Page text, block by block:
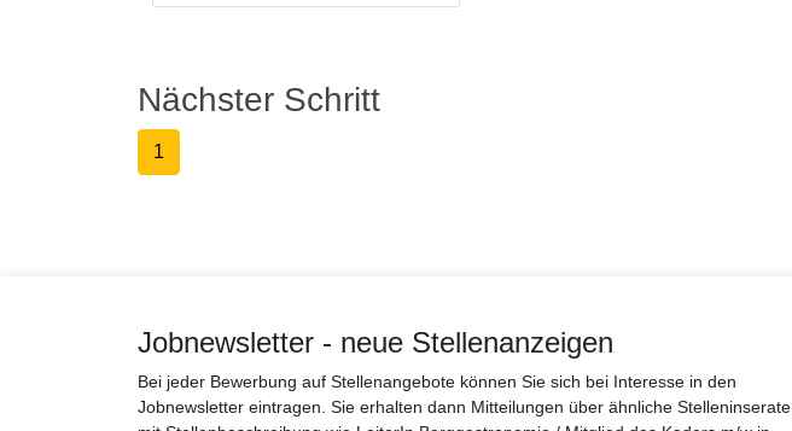
Nächster Schritt
1
Jobnewsletter - neue Stellenanzeigen
Bei jeder Bewerbung auf Stellenangebote können Sie sich bei Interesse in den
Jobnewsletter eintragen. Sie erhalten dann Mitteilungen über ähnliche Stelleninserate